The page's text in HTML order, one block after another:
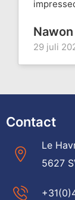
Nawon
29 juli
Contact
Le
5627